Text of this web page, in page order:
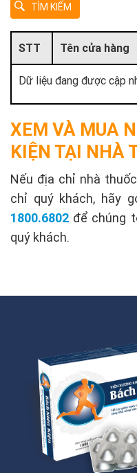
STT Tên cửa hàng
Dữ liệu đang được cập
XEM VÀ MUA
KIỆN TẠI NHÀ
Nếu địa chỉ nhà
chỉ quý khách, hãy
1800.6802 để chúng
quý khách.